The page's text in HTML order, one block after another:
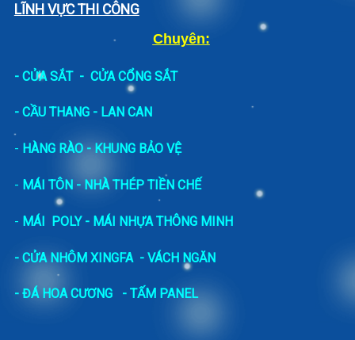
LĨNH VỰC THI CÔNG
Chuyên:
- CỬA SẮT- CỬA CỔNG SẮT
- CẦU THANG - LAN CAN
- HÀNG RÀO - KHUNG BẢO VỆ
- MÁI TÔN - NHÀ THÉP TIỀN CHẾ
- MÁI POLY - MÁI NHỰA THÔNG MINH
- CỬA NHÔM XINGFA - VÁCH NGĂN
- ĐÁ HOA CƯƠNG - TẤM PANEL